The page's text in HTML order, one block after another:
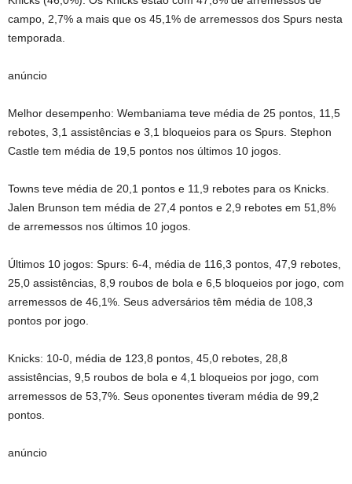
campo, 2,7% a mais que os 45,1% de arremessos dos Spurs nesta
temporada.
anúncio
Melhor desempenho: Wembaniama teve média de 25 pontos, 11,5
rebotes, 3,1 assistências e 3,1 bloqueios para os Spurs. Stephon
Castle tem média de 19,5 pontos nos últimos 10 jogos.
Towns teve média de 20,1 pontos e 11,9 rebotes para os Knicks.
Jalen Brunson tem média de 27,4 pontos e 2,9 rebotes em 51,8%
de arremessos nos últimos 10 jogos.
Últimos 10 jogos: Spurs: 6-4, média de 116,3 pontos, 47,9 rebotes,
25,0 assistências, 8,9 roubos de bola e 6,5 bloqueios por jogo, com
arremessos de 46,1%. Seus adversários têm média de 108,3
pontos por jogo.
Knicks: 10-0, média de 123,8 pontos, 45,0 rebotes, 28,8
assistências, 9,5 roubos de bola e 4,1 bloqueios por jogo, com
arremessos de 53,7%. Seus oponentes tiveram média de 99,2
pontos.
anúncio